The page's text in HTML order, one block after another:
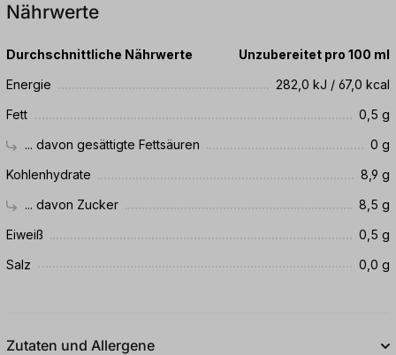
Nährwerte
Durchschnittliche Nährwerte
Unzubereitet pro 100 ml
Energie
282,0 kJ / 67,0 kcal
Fett
0,5 g
... davon gesättigte Fettsäuren
0 g
Kohlenhydrate
8,9 g
... davon Zucker
8,5 g
Eiweiß
0,5 g
Salz
0,0 g
Zutaten und Allergene